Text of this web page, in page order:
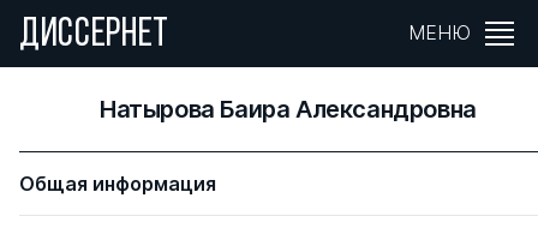
ДИССЕРНЕТ МЕНЮ
Натырова Баира Александровна
Общая информация